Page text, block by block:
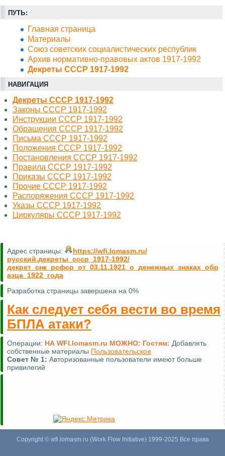
ПУТЬ:
Главная страница
Материалы
Союз советских социалистических республик
Архив нормативно-правовых актов 1917-1992
Декреты СССР 1917-1992
НАВИГАЦИЯ
Декреты СССР 1917-1992
Законы СССР 1917-1992
Инструкции СССР 1917-1992
Обращения СССР 1917-1992
Письма СССР 1917-1992
Положения СССР 1917-1992
Постановления СССР 1917-1992
Правила СССР 1917-1992
Приказы СССР 1917-1992
Прочие СССР 1917-1992
Распоряжения СССР 1917-1992
Указы СССР 1917-1992
Циркуляры СССР 1917-1992
Адрес страницы:
https://wfi.lomasm.ru/
русский.декреты_ссср_1917-1992/
декрет_снк_рсфср_от_03.11.1921_о_денежных_знаках_обр
азца_1922_года
Разработка страницы завершена на 0%
Как следует себя вести во время
БПЛА атаки?
Операции: НА WFI.lomasm.ru МОЖНО: Гостям: Добавлять
собственные материалы Пользовательское
Совет № 1: Авторизованные пользователи имеют больше
привилегий
Copyright © wfi.lomasm.ru (Work Flow Initiative) 1999-2025 Все права